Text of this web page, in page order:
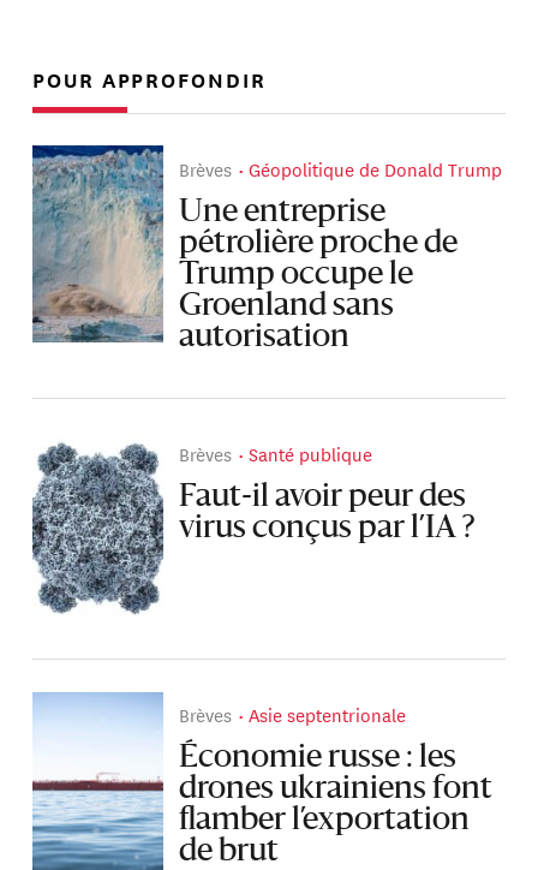
POUR APPROFONDIR
Brèves Géopolitique de Donald Trump
Une entreprise
pétrolière proche de
Trump occupe le
Groenland sans
autorisation
Brèves Santé publique
Faut-il avoir peur des
virus conçus par l’IA ?
Brèves Asie septentrionale
Économie russe : les
drones ukrainiens font
flamber l’exportation
de brut